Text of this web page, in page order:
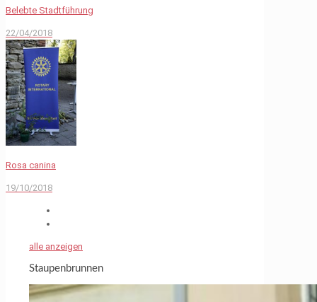
Belebte Stadtführung
22/04/2018
Rosa canina
19/10/2018
alle anzeigen
Staupenbrunnen